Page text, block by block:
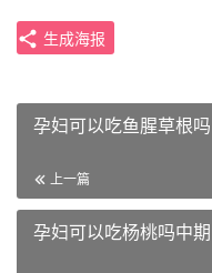
生成海报
孕妇可以吃鱼腥草根
上一篇
孕妇可以吃杨桃吗中